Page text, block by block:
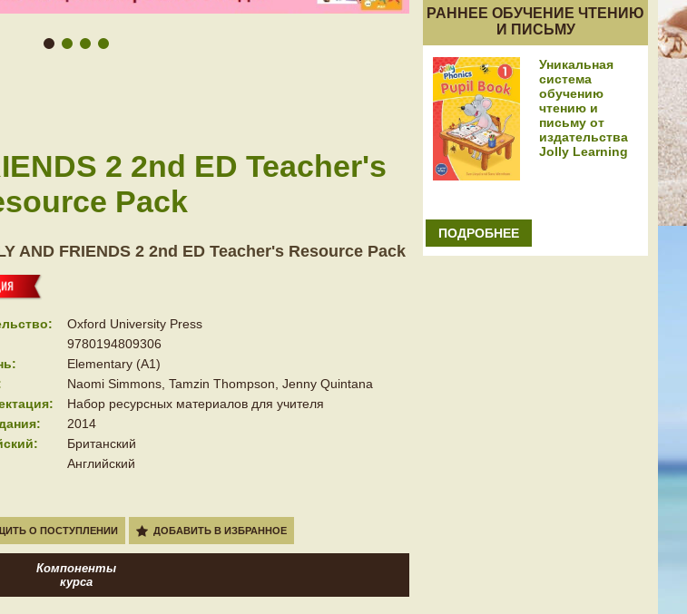
2 2nd ED Teacher's
Pack
AND FRIENDS 2 2nd ED Teacher's Resource Pack
Oxford University Press
9780194809306
Elementary (A1)
Naomi Simmons, Tamzin Thompson, Jenny Quintana
Набор ресурсных материалов для учителя
2014
Британский
Английский
О ПОСТУПЛЕНИИ ДОБАВИТЬ В ИЗБРАННОЕ
Компоненты
курса
РАННЕЕ ОБУЧЕНИЕ ЧТЕНИЮ
И ПИСЬМУ
Уникальная
система
обучению
чтению и
письму от
издательства
Jolly Learning
ПОДРОБНЕЕ